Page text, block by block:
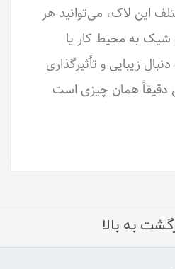
این لاک، می‌توانید هر
شیک به محیط کار یا
زیبایی و تأثیرگذاری
همان چیزی است
به بالا